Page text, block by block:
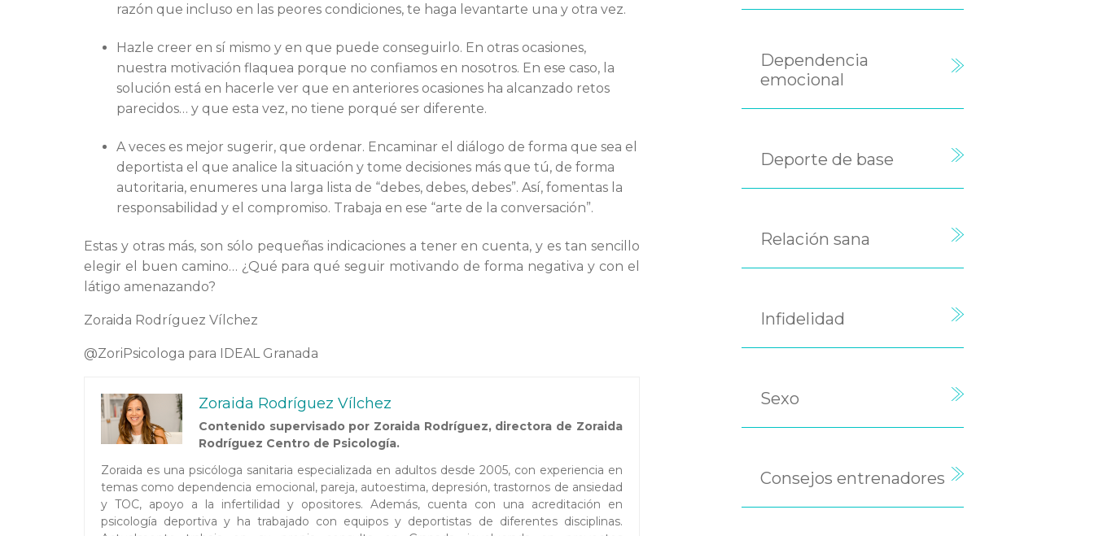
razón que incluso en las peores condiciones, te haga levantarte una y otra vez.
Hazle creer en sí mismo y en que puede conseguirlo. En otras ocasiones,
nuestra motivación flaquea porque no confiamos en nosotros. En ese caso, la
solución está en hacerle ver que en anteriores ocasiones ha alcanzado retos
parecidos… y que esta vez, no tiene porqué ser diferente.
A veces es mejor sugerir, que ordenar. Encaminar el diálogo de forma que sea el
deportista el que analice la situación y tome decisiones más que tú, de forma
autoritaria, enumeres una larga lista de “debes, debes, debes”. Así, fomentas la
responsabilidad y el compromiso. Trabaja en ese “arte de la conversación”.
Estas y otras más, son sólo pequeñas indicaciones a tener en cuenta, y es tan sencillo
elegir el buen camino… ¿Qué para qué seguir motivando de forma negativa y con el
látigo amenazando?
Zoraida Rodríguez Vílchez
@ZoriPsicologa para IDEAL Granada
Zoraida Rodríguez Vílchez
Contenido supervisado por Zoraida Rodríguez, directora de Zoraida
Rodríguez Centro de Psicología.
Zoraida es una psicóloga sanitaria especializada en adultos desde 2005, con experiencia en
temas como dependencia emocional, pareja, autoestima, depresión, trastornos de ansiedad
y TOC, apoyo a la infertilidad y opositores. Además, cuenta con una acreditación en
psicología deportiva y ha trabajado con equipos y deportistas de diferentes disciplinas.
Dependencia
emocional
Deporte de base
Relación sana
Infidelidad
Sexo
Consejos entrenadores